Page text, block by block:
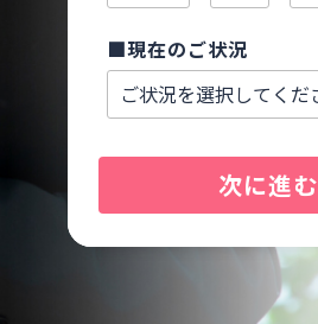
■現在のご状況
次に進む